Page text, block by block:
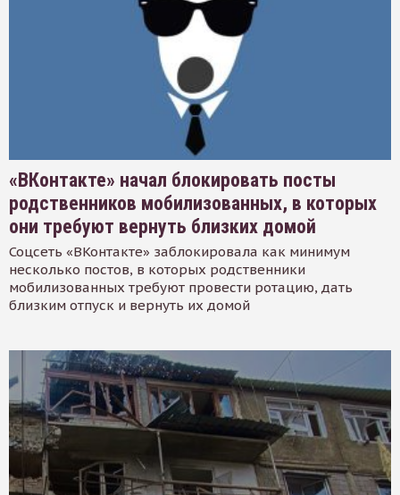
«ВКонтакте» начал блокировать посты
родственников мобилизованных, в которых
они требуют вернуть близких домой
Соцсеть «ВКонтакте» заблокировала как минимум
несколько постов, в которых родственники
мобилизованных требуют провести ротацию, дать
близким отпуск и вернуть их домой